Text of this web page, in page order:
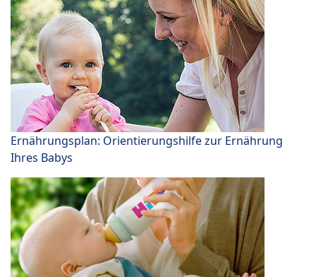
Ernährungsplan: Orientierungshilfe zur Ernährung
Ihres Babys